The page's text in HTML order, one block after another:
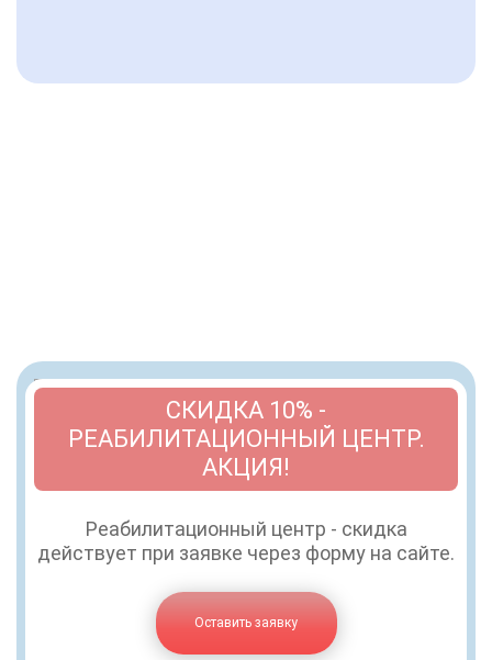
СКИДКА 10% -
РЕАБИЛИТАЦИОННЫЙ ЦЕНТР.
АКЦИЯ!
Реабилитационный центр - скидка
действует при заявке через форму на сайте.
Оставить заявку